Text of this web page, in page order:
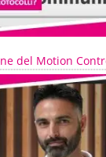
del Motion